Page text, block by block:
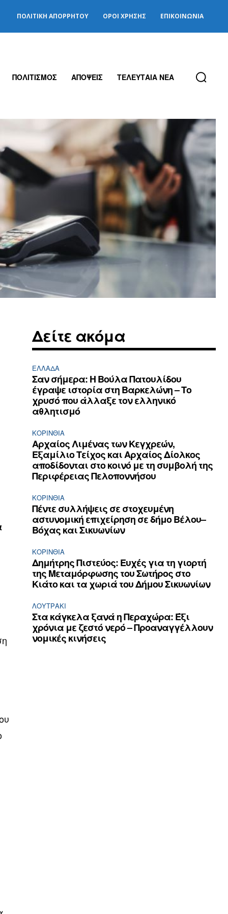
ΠΟΛΙΤΙΚΉ ΑΠΟΡΡΉΤΟΥ ΌΡΟΙ ΧΡΉΣΗΣ ΕΠΙΚΟΙΝΩΝΊΑ
ΠΟΛΙΤΙΣΜΟΣ ΑΠΟΨΕΙΣ ΤΕΛΕΥΤΑΙΑ ΝΕΑ
Δείτε ακόμα
ΕΛΛΆΔΑ
Σαν σήμερα: Η Βούλα Πατουλίδου
έγραψε ιστορία στη Βαρκελώνη – Το
χρυσό που άλλαξε τον ελληνικό
αθλητισμό
ΚΟΡΙΝΘΊΑ
Αρχαίος Λιμένας των Κεγχρεών,
Εξαμίλιο Τείχος και Aρχαίος Δίολκος
αποδίδονται στο κοινό με τη συμβολή της
Περιφέρειας Πελοποννήσου
ΚΟΡΙΝΘΊΑ
Πέντε συλλήψεις σε στοχευμένη
αστυνομική επιχείρηση σε δήμο Βέλου–
Βόχας και Σικυωνίων
ΚΟΡΙΝΘΊΑ
Δημήτρης Πιστεύος: Ευχές για τη γιορτή
της Μεταμόρφωσης του Σωτήρος στο
Κιάτο και τα χωριά του Δήμου Σικυωνίων
ΛΟΥΤΡΆΚΙ
Στα κάγκελα ξανά η Περαχώρα: Έξι
χρόνια με ζεστό νερό – Προαναγγέλλουν
νομικές κινήσεις